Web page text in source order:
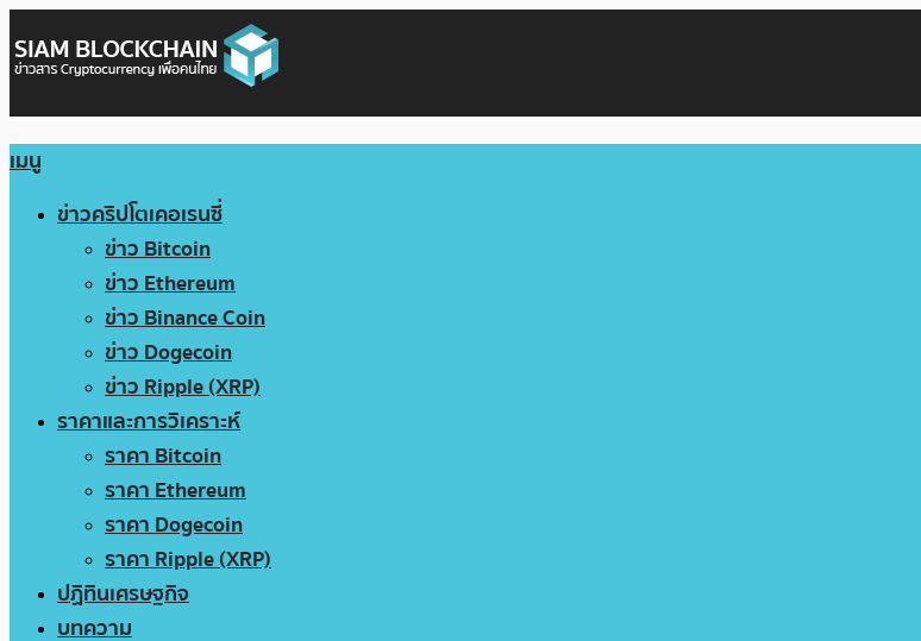
เมนู
ข่าวคริปโตเคอเรนซี่
ข่าว Bitcoin
ข่าว Ethereum
ข่าว Binance Coin
ข่าว Dogecoin
ข่าว Ripple (XRP)
ราคาและการวิเคราะห์
ราคา Bitcoin
ราคา Ethereum
ราคา Dogecoin
ราคา Ripple (XRP)
ปฏิทินเศรษฐกิจ
บทความ